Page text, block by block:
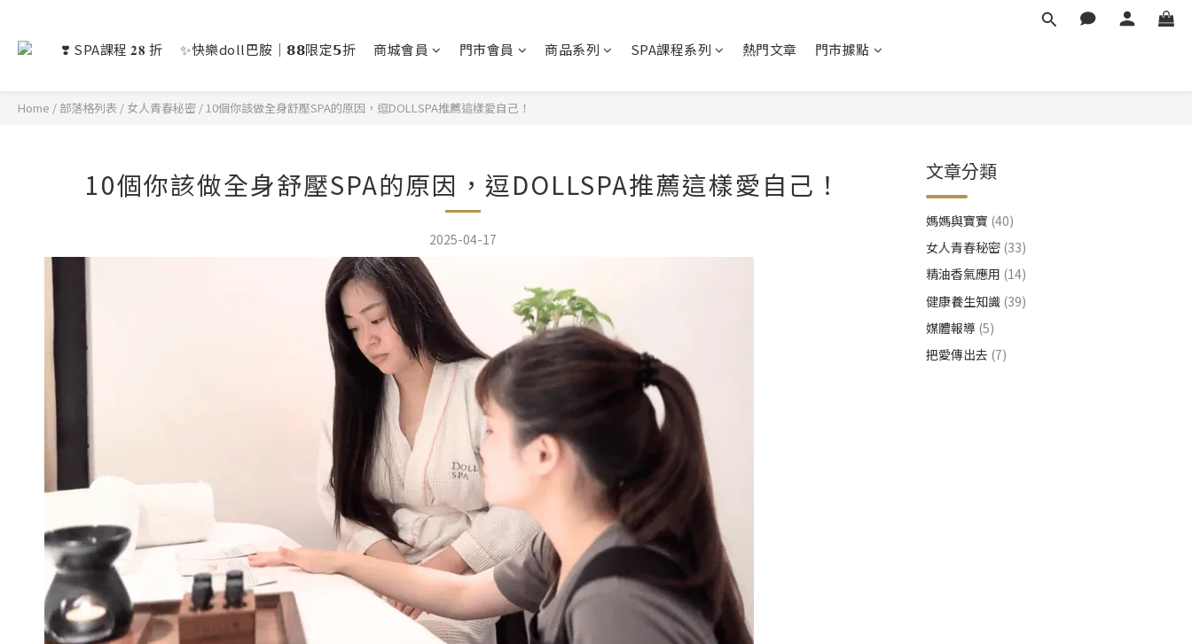
❣️ SPA課程 𝟐𝟖 折 ✨快樂doll巴胺｜𝟴𝟴限定𝟱折 商城會員 門市會員 商品系列 SPA課程系列 熱門文章 門市據點
Home / 部落格列表 / 女人青春秘密 /10個你該做全身舒壓SPA的原因，逗DOLLSPA推薦這樣愛自己！
10個你該做全身舒壓SPA的原因，逗DOLLSPA推薦這樣愛自己！
2025-04-17
文章分類
媽媽與寶寶 (40)
女人青春秘密 (33)
精油香氣應用 (14)
健康養生知識 (39)
媒體報導 (5)
把愛傳出去 (7)